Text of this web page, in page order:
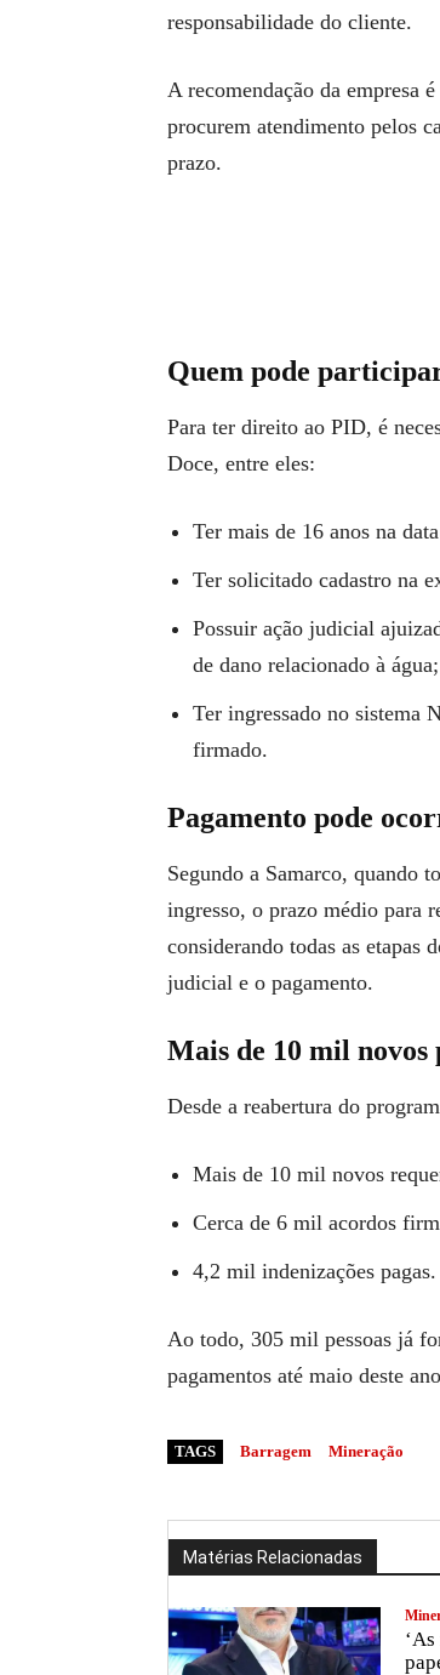
responsabilidade do cliente.
A recomendação da empresa
procurem atendimento pelos
prazo.
Quem pode
Para ter direito ao PID, é
Doce, entre eles:
Ter mais de 16 anos na
Ter solicitado cadastro na
Possuir ação judicial
de dano relacionado à
Ter ingressado no sistema
firmado.
Pagamento pode
Segundo a Samarco, quando
ingresso, o prazo médio para
considerando todas as etapas
judicial e o pagamento.
Mais de 10 mil novos
Desde a reabertura do
Mais de 10 mil novos
Cerca de 6 mil acordos
4,2 mil indenizações pagas.
Ao todo, 305 mil pessoas já
pagamentos até maio deste
TAGS Barragem Mineração
Matérias Relacionadas